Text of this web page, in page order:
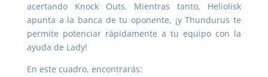
acertando Knock Outs. Mientras tanto, Heliolisk
apunta a la banca de tu oponente, ¡y Thundurus te
permite potenciar rápidamente a tu equipo con la
ayuda de Lady!
En este cuadro, encontrarás: